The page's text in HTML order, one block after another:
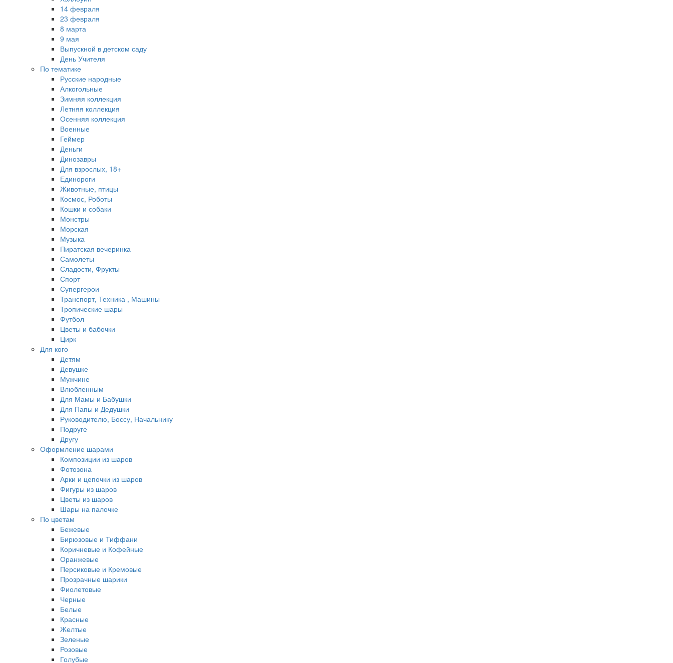
14 февраля
23 февраля
8 марта
9 мая
Выпускной в детском саду
День Учителя
По тематике
Русские народные
Алкогольные
Зимняя коллекция
Летняя коллекция
Осенняя коллекция
Военные
Геймер
Деньги
Динозавры
Для взрослых, 18+
Единороги
Животные, птицы
Космос, Роботы
Кошки и собаки
Монстры
Морская
Музыка
Пиратская вечеринка
Самолеты
Сладости, Фрукты
Спорт
Супергерои
Транспорт, Техника , Машины
Тропические шары
Футбол
Цветы и бабочки
Цирк
Для кого
Детям
Девушке
Мужчине
Влюбленным
Для Мамы и Бабушки
Для Папы и Дедушки
Руководителю, Боссу, Начальнику
Подруге
Другу
Оформление шарами
Композиции из шаров
Фотозона
Арки и цепочки из шаров
Фигуры из шаров
Цветы из шаров
Шары на палочке
По цветам
Бежевые
Бирюзовые и Тиффани
Коричневые и Кофейные
Оранжевые
Персиковые и Кремовые
Прозрачные шарики
Фиолетовые
Черные
Белые
Красные
Желтые
Зеленые
Розовые
Голубые